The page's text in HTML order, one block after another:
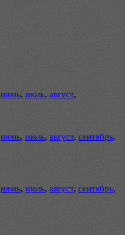
июнь, июль, август,
июнь, июль, август, сентябрь,
июнь, июль, август, сентябрь,